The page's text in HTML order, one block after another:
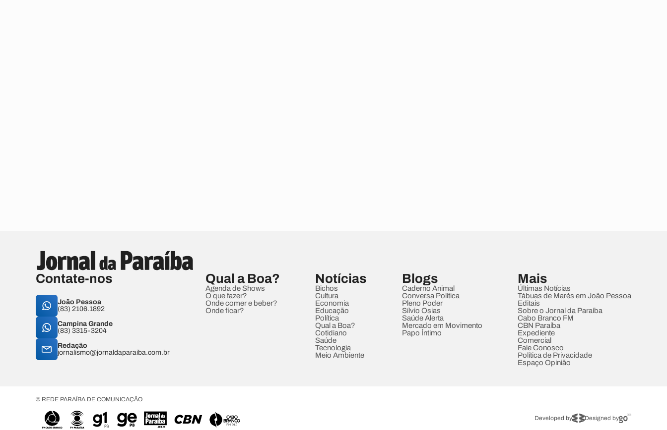
Contate-nos
João Pessoa
(83) 2106.1892
Campina Grande
(83) 3315-3204
Redação
jornalismo@jornaldaparaiba.com.br
Qual a Boa?
Agenda de Shows
O que fazer?
Onde comer e beber?
Onde ficar?
Notícias
Bichos
Cultura
Economia
Educação
Política
Qual a Boa?
Cotidiano
Saúde
Tecnologia
Meio Ambiente
Blogs
Caderno Animal
Conversa Política
Pleno Poder
Sílvio Osias
Saúde Alerta
Mercado em Movimento
Papo Íntimo
Mais
Últimas Notícias
Tábuas de Marés em João Pessoa
Editais
Sobre o Jornal da Paraíba
Cabo Branco FM
CBN Paraíba
Expediente
Comercial
Fale Conosco
Política de Privacidade
Espaço Opinião
© REDE PARAÍBA DE COMUNICAÇÃO
Developed by Designed by